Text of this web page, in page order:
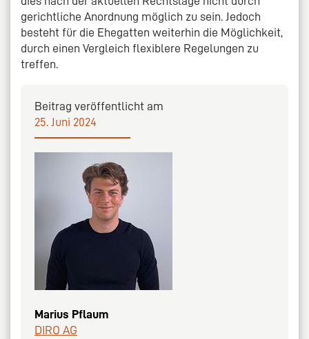
gerichtliche Anordnung möglich zu sein. Jedoch
besteht für die Ehegatten weiterhin die Möglichkeit,
durch einen Vergleich flexiblere Regelungen zu
treffen.
Beitrag veröffentlicht am
25. Juni 2024
Marius Pflaum
DIRO AG